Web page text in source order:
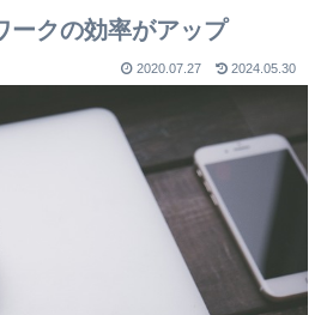
クの効率がアップ
2020.07.27 2024.05.30